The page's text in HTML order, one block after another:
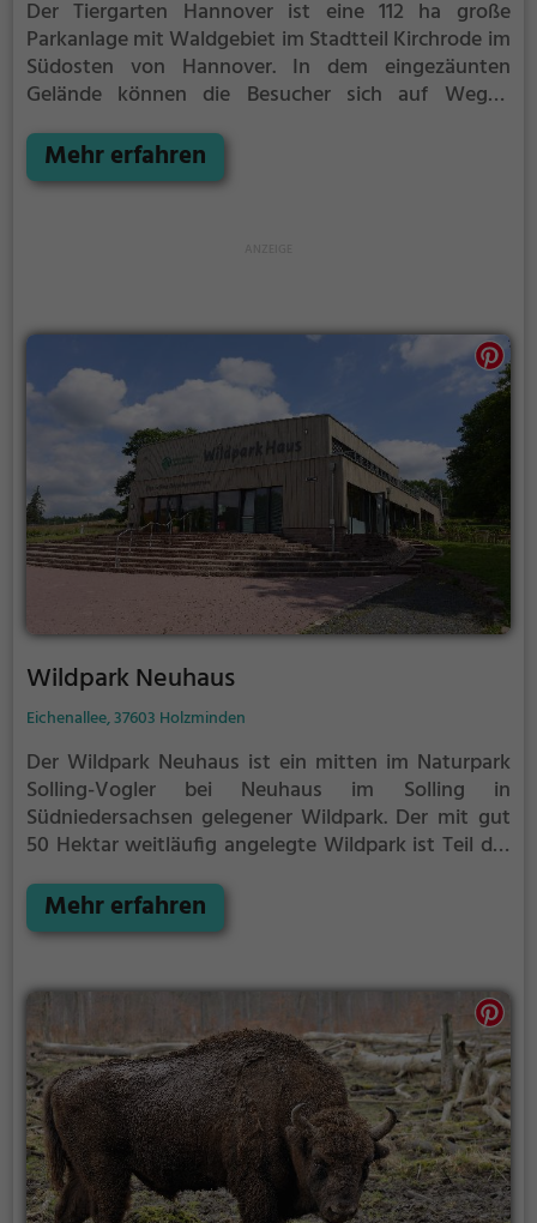
Der Tiergarten Hannover ist eine 112 ha große
Parkanlage mit Waldgebiet im Stadtteil Kirchrode im
Südosten von Hannover. In dem eingezäunten
Gelände können die Besucher sich auf Wegen
Tiergarten ist eines der ältesten Wildgehege
Deutschlands und wurde Ende des 17. Jahrhunderts
Mehr erfahren
Wildpark Neuhaus
Eichenallee, 37603 Holzminden
Der Wildpark Neuhaus ist ein mitten im Naturpark
Solling-Vogler bei Neuhaus im Solling in
Südniedersachsen gelegener Wildpark. Der mit gut
50 Hektar weitläufig angelegte Wildpark ist Teil der
charakterisierten Mittelgebirgslandschaft im Solling
und zeigt regionaltypische Tiere im natürlichen
Sollings entstandene Anlage ist von einer
denkmalgeschützten Mauer umrahmt. Der Wildpark
grenzt an eine Eichenallee sowie an eine
Pferdeweide, deren Geschichte in das 16.
Jahrhundert zurückreicht. Heute dient der Wildpark
mittels verschiedener Einrichtungen wie Freigehege
und Waldmuseum besonders der Umweltbildung.
Träger des Wildparks sind die Niedersächsischen
Landesforsten, eine Anstalt des öffentlichen Rechts.
Mehr erfahren